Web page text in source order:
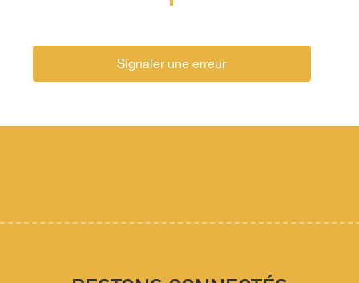
Signaler une erreur